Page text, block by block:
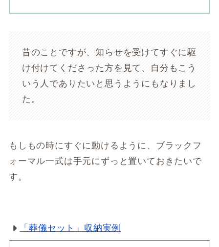
昔のことですが、知らせを受けてすぐに駆
け付けてくださった方を見て、自分もこう
いう人でありたいと思うようにもなりまし
た。
もしもの時にすぐに動けるように、ブラックフ
ォーマル一式は手元にずっと置いておきたいで
す。
「葬儀セット」収納実例